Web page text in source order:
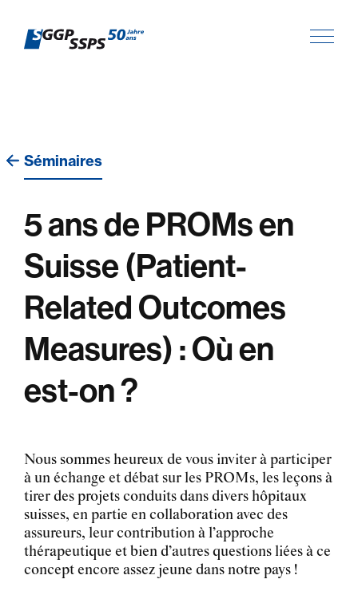
Séminaires
5 ans de PROMs en
Suisse (Patient-
Related Outcomes
Measures) : Où en
est-on ?
Nous sommes heureux de vous inviter à participer
à un échange et débat sur les PROMs, les leçons à
tirer des projets conduits dans divers hôpitaux
suisses, en partie en collaboration avec des
assureurs, leur contribution à l’approche
thérapeutique et bien d’autres questions liées à ce
concept encore assez jeune dans notre pays !